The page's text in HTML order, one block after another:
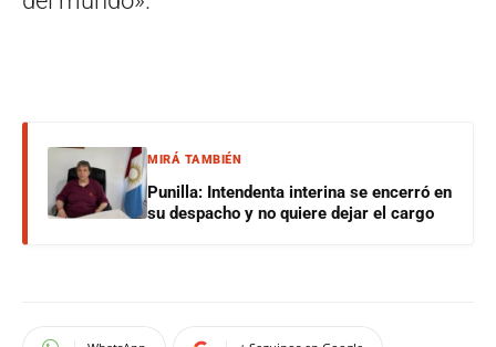
MIRÁ TAMBIÉN
Punilla: Intendenta interina se encerró en
su despacho y no quiere dejar el cargo